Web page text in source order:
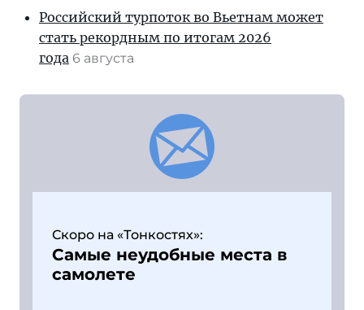
Российский турпоток во Вьетнам может
стать рекордным по итогам 2026
года 6 августа
Скоро на «Тонкостях»:
Самые неудобные места в
самолете